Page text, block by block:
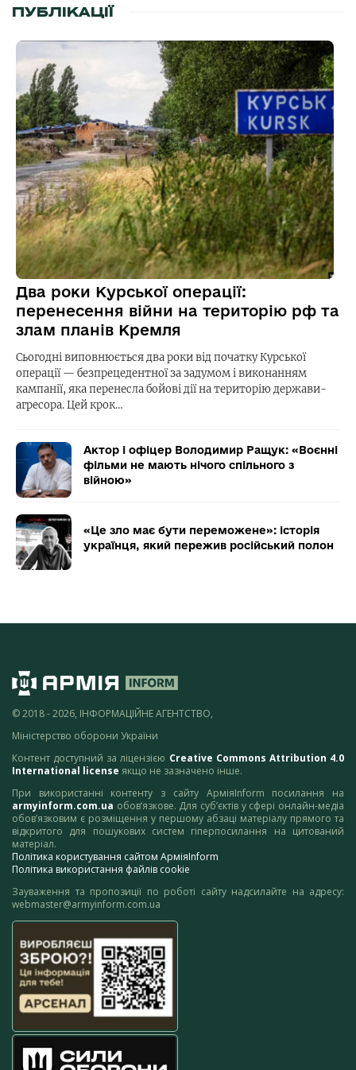
ПУБЛІКАЦІЇ
Два роки Курської операції:
перенесення війни на територію рф та
злам планів Кремля
Сьогодні виповнюється два роки від початку Курської
операції — безпрецедентної за задумом і виконанням
кампанії, яка перенесла бойові дії на територію держави-
агресора. Цей крок…
Актор і офіцер Володимир Ращук: «Воєнні
фільми не мають нічого спільного з
війною»
«Це зло має бути переможене»: історія
українця, який пережив російський полон
© 2018 - 2026, ІНФОРМАЦІЙНЕ АГЕНТСТВО,
Міністерство оборони України
Контент доступний за ліцензією Creative Commons Attribution 4.0
International license якщо не зазначено інше.
При використанні контенту з сайту АрміяInform посилання на
armyinform.com.ua обов’язкове. Для суб’єктів у сфері онлайн-медіа
обов’язковим є розміщення у першому абзаці матеріалу прямого та
відкритого для пошукових систем гіперпосилання на цитований
матеріал.
Політика користування сайтом АрміяInform
Політика використання файлів cookie
Зауваження та пропозиції по роботі сайту надсилайте на адресу:
webmaster@armyinform.com.ua